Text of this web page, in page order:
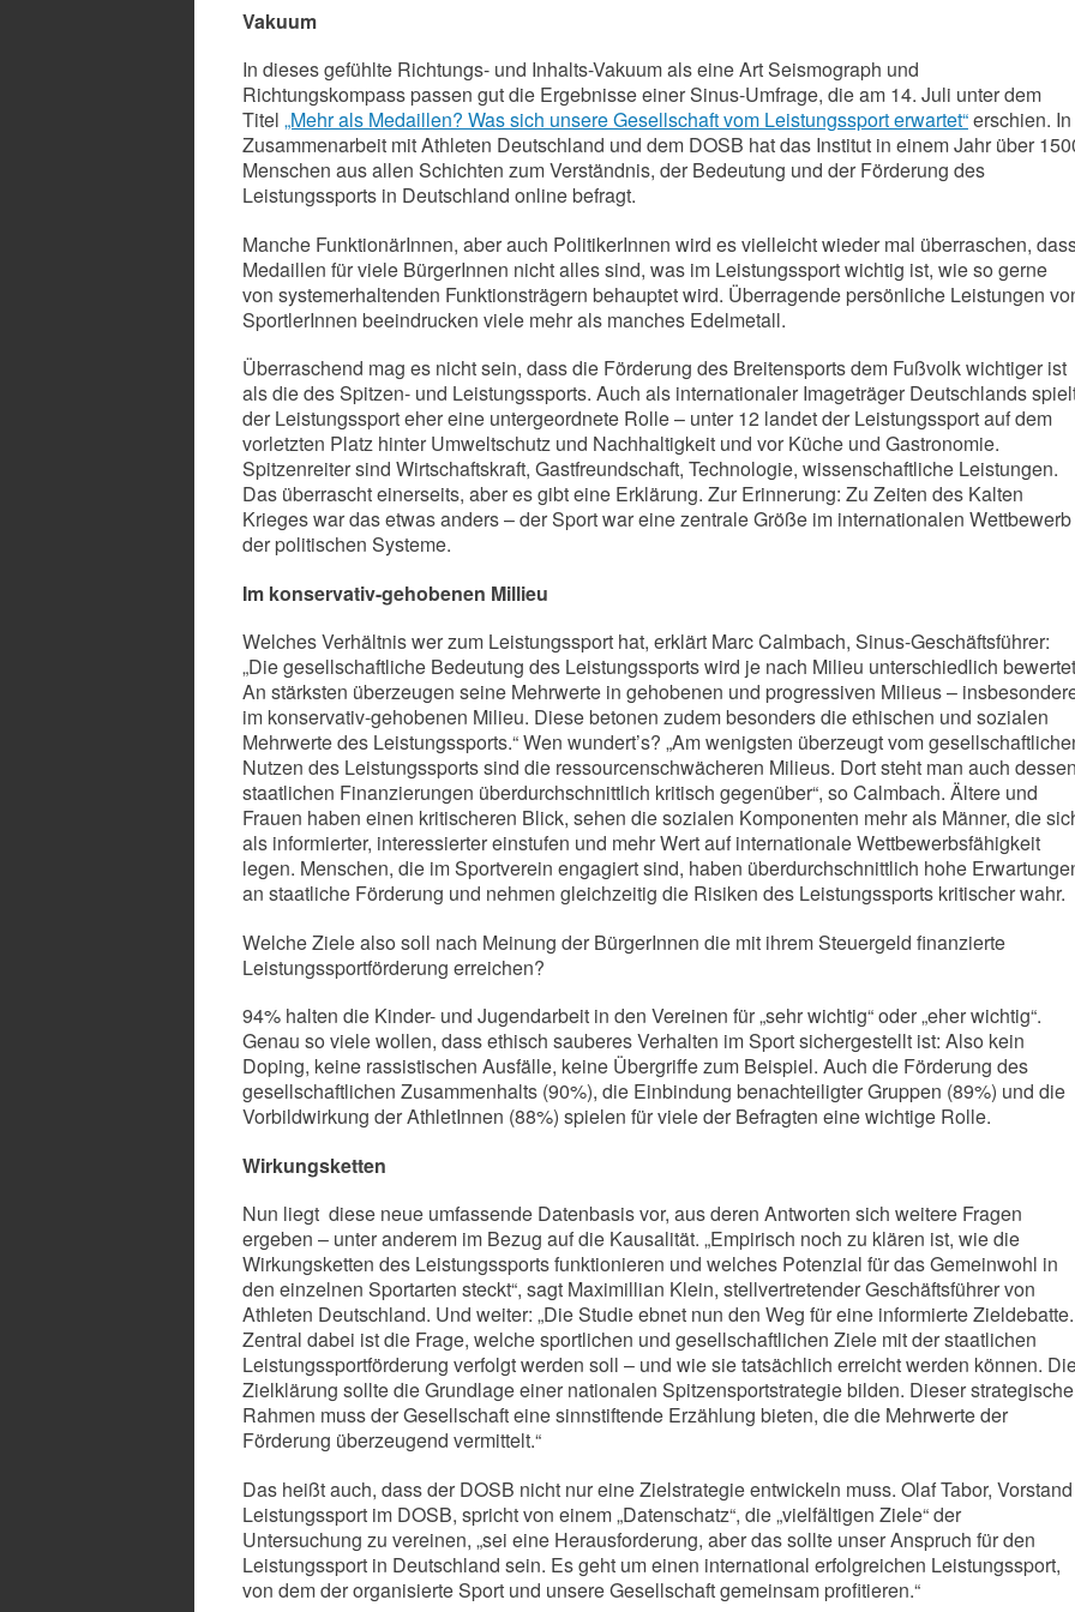
Vakuum
In dieses gefühlte Richtungs- und Inhalts-Vakuum als eine Art Seismograph und
Richtungskompass passen gut die Ergebnisse einer Sinus-Umfrage, die am 14. Juli unter dem
Titel „Mehr als Medaillen? Was sich unsere Gesellschaft vom Leistungssport erwartet“erschien. In
Zusammenarbeit mit Athleten Deutschland und dem DOSB hat das Institut in einem Jahr über
Menschen aus allen Schichten zum Verständnis, der Bedeutung und der Förderung des
Leistungssports in Deutschland online befragt.
Manche FunktionärInnen, aber auch PolitikerInnen wird es vielleicht wieder mal überraschen,
Medaillen für viele BürgerInnen nicht alles sind, was im Leistungssport wichtig ist, wie so gerne
von systemerhaltenden Funktionsträgern behauptet wird. Überragende persönliche Leistungen
SportlerInnen beeindrucken viele mehr als manches Edelmetall.
Überraschend mag es nicht sein, dass die Förderung des Breitensports dem Fußvolk wichtiger ist
als die des Spitzen- und Leistungssports. Auch als internationaler Imageträger Deutschlands
der Leistungssport eher eine untergeordnete Rolle – unter 12 landet der Leistungssport auf dem
vorletzten Platz hinter Umweltschutz und Nachhaltigkeit und vor Küche und Gastronomie.
Spitzenreiter sind Wirtschaftskraft, Gastfreundschaft, Technologie, wissenschaftliche Leistungen.
Das überrascht einerseits, aber es gibt eine Erklärung. Zur Erinnerung: Zu Zeiten des Kalten
Krieges war das etwas anders – der Sport war eine zentrale Größe im internationalen Wettbewerb
der politischen Systeme.
Im konservativ-gehobenen Millieu
Welches Verhältnis wer zum Leistungssport hat, erklärt Marc Calmbach, Sinus-Geschäftsführer:
„Die gesellschaftliche Bedeutung des Leistungssports wird je nach Milieu unterschiedlich
An stärksten überzeugen seine Mehrwerte in gehobenen und progressiven Milieus –
im konservativ-gehobenen Milieu. Diese betonen zudem besonders die ethischen und sozialen
Mehrwerte des Leistungssports.“ Wen wundert’s? „Am wenigsten überzeugt vom
Nutzen des Leistungssports sind die ressourcenschwächeren Milieus. Dort steht man auch
staatlichen Finanzierungen überdurchschnittlich kritisch gegenüber“, so Calmbach. Ältere und
Frauen haben einen kritischeren Blick, sehen die sozialen Komponenten mehr als Männer, die
als informierter, interessierter einstufen und mehr Wert auf internationale Wettbewerbsfähigkeit
legen. Menschen, die im Sportverein engagiert sind, haben überdurchschnittlich hohe
an staatliche Förderung und nehmen gleichzeitig die Risiken des Leistungssports kritischer wahr.
Welche Ziele also soll nach Meinung der BürgerInnen die mit ihrem Steuergeld finanzierte
Leistungssportförderung erreichen?
94% halten die Kinder- und Jugendarbeit in den Vereinen für „sehr wichtig“ oder „eher wichtig“.
Genau so viele wollen, dass ethisch sauberes Verhalten im Sport sichergestellt ist: Also kein
Doping, keine rassistischen Ausfälle, keine Übergriffe zum Beispiel. Auch die Förderung des
gesellschaftlichen Zusammenhalts (90%), die Einbindung benachteiligter Gruppen (89%) und die
Vorbildwirkung der AthletInnen (88%) spielen für viele der Befragten eine wichtige Rolle.
Wirkungsketten
Nun liegt diese neue umfassende Datenbasis vor, aus deren Antworten sich weitere Fragen
ergeben – unter anderem im Bezug auf die Kausalität. „Empirisch noch zu klären ist, wie die
Wirkungsketten des Leistungssports funktionieren und welches Potenzial für das Gemeinwohl in
den einzelnen Sportarten steckt“, sagt Maximillian Klein, stellvertretender Geschäftsführer von
Athleten Deutschland. Und weiter: „Die Studie ebnet nun den Weg für eine informierte Zieldebatte.
Zentral dabei ist die Frage, welche sportlichen und gesellschaftlichen Ziele mit der staatlichen
Leistungssportförderung verfolgt werden soll – und wie sie tatsächlich erreicht werden können.
Zielklärung sollte die Grundlage einer nationalen Spitzensportstrategie bilden. Dieser strategische
Rahmen muss der Gesellschaft eine sinnstiftende Erzählung bieten, die die Mehrwerte der
Förderung überzeugend vermittelt.“
Das heißt auch, dass der DOSB nicht nur eine Zielstrategie entwickeln muss. Olaf Tabor, Vorstand
Leistungssport im DOSB, spricht von einem „Datenschatz“, die „vielfältigen Ziele“ der
Untersuchung zu vereinen, „sei eine Herausforderung, aber das sollte unser Anspruch für den
Leistungssport in Deutschland sein. Es geht um einen international erfolgreichen Leistungssport,
von dem der organisierte Sport und unsere Gesellschaft gemeinsam profitieren.“